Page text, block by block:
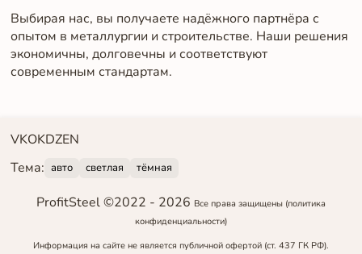
Выбирая нас, вы получаете надёжного партнёра с
опытом в металлургии и строительстве. Наши решения
экономичны, долговечны и соответствуют
современным стандартам.
VKOKDZEN
Тема: авто светлая тёмная
ProfitSteel ©2022 - 2026 Все права защищены (политика
конфиденциальности)
Информация на сайте не является публичной офертой (ст. 437 ГК РФ).